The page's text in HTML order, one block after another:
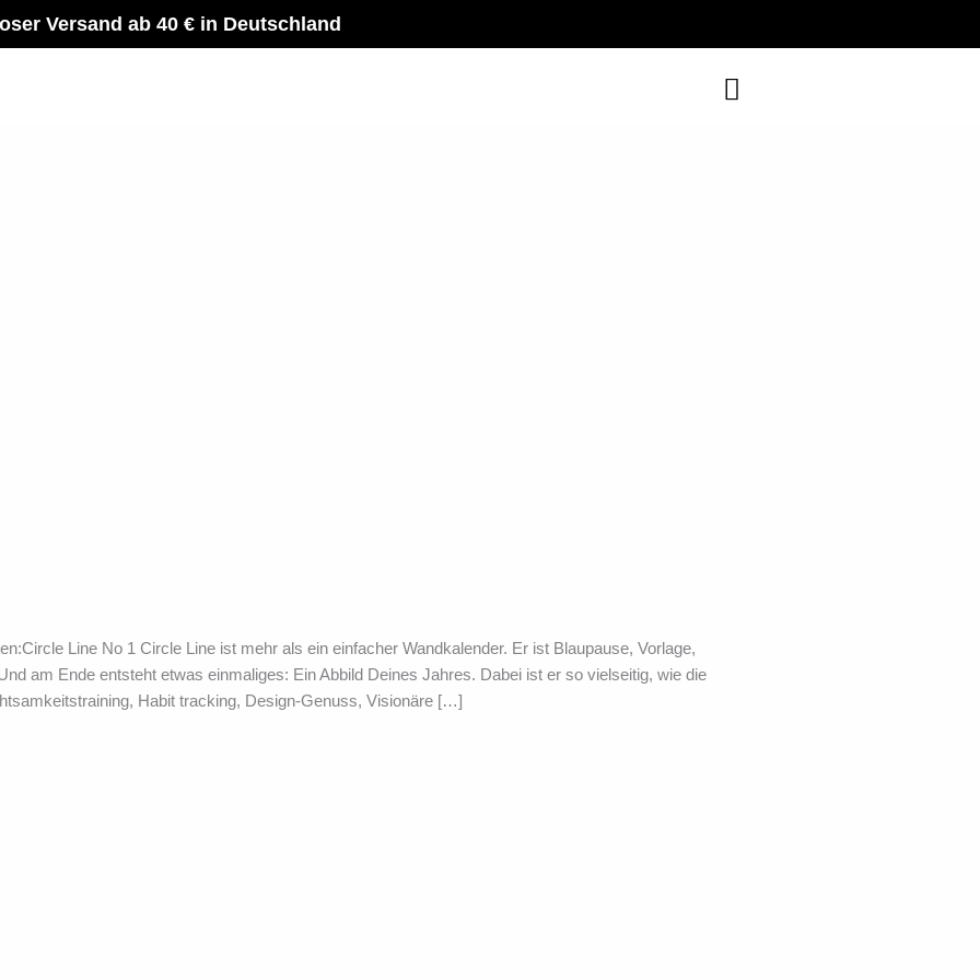
Versand ab 40 € in Deutschland
Line No 1 Circle Line ist mehr als ein einfacher Wandkalender. Er ist Blaupause, Vorlage,
am Ende entsteht etwas einmaliges: Ein Abbild Deines Jahres. Dabei ist er so vielseitig, wie die
Habit tracking, Design-Genuss, Visionäre […]